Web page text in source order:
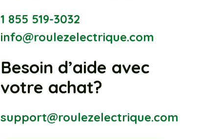
1 855 519-3032
info@roulezelectrique.com
Besoin d’aide avec
votre achat?
support@roulezelectrique.com